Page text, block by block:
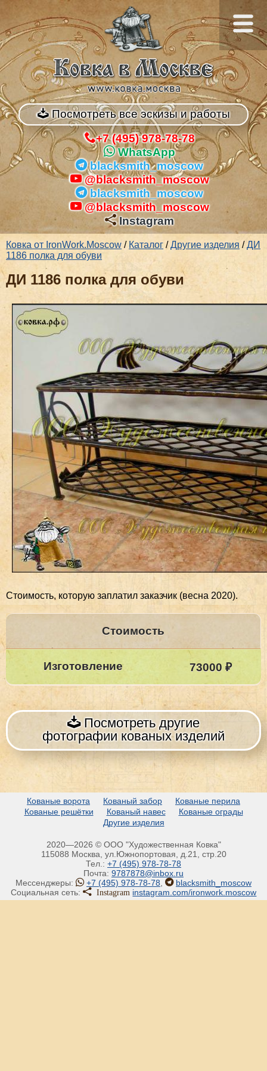
Посмотреть все эскизы и работы
+7 (495) 978-78-78
WhatsApp
blacksmith_moscow
@blacksmith_moscow
blacksmith_moscow
@blacksmith_moscow
Instagram
Ковка от IronWork.Moscow / Каталог / Другие изделия / ДИ
1186 полка для обуви
ДИ 1186 полка для обуви
Стоимость, которую заплатил заказчик (весна 2020).
Стоимость
Изготовление 73000 ₽
Посмотреть другие
фотографии кованых изделий
Кованые ворота Кованый забор
Кованые перила
Кованые решётки
Кованый навес
Кованые ограды
Другие изделия
2020—2026 © ООО "Художественная Ковка"
115088 Москва, ул.Южнопортовая, д.21, стр.20
Тел.: +7 (495) 978-78-78
Почта: 9787878@inbox.ru
Мессенджеры:
+7 (495) 978-78-78
blacksmith_moscow
Социальная сеть:
Instagram instagram.com/ironwork.moscow